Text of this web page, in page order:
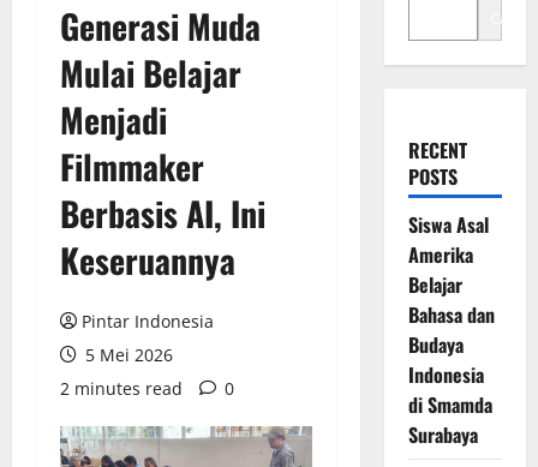
Generasi Muda
Mulai Belajar
Menjadi
Filmmaker
Berbasis AI, Ini
Keseruannya
Pintar Indonesia
5 Mei 2026
2 minutes read
0
Cari
RECENT
POSTS
Siswa Asal
Amerika
Belajar
Bahasa dan
Budaya
Indonesia
di Smamda
Surabaya